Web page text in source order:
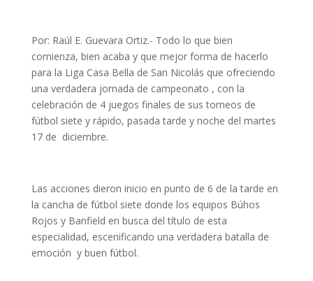
Por: Raúl E. Guevara Ortiz.- Todo lo que bien
comienza, bien acaba y que mejor forma de hacerlo
para la Liga Casa Bella de San Nicolás que ofreciendo
una verdadera jornada de campeonato , con la
celebración de 4 juegos finales de sus torneos de
fútbol siete y rápido, pasada tarde y noche del martes
17 de diciembre.
Las acciones dieron inicio en punto de 6 de la tarde en
la cancha de fútbol siete donde los equipos Búhos
Rojos y Banfield en busca del título de esta
especialidad, escenificando una verdadera batalla de
emoción y buen fútbol.